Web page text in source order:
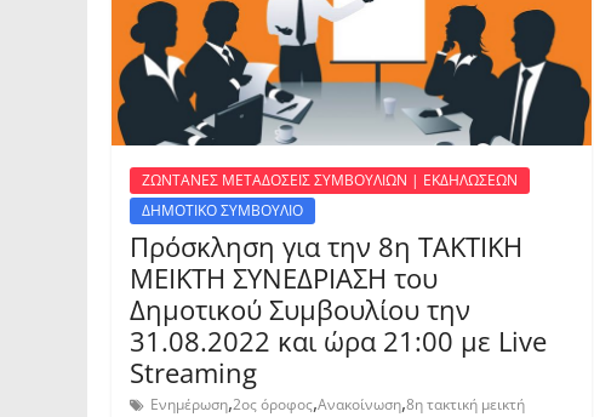
ΖΩΝΤΑΝΕΣ ΜΕΤΑΔΟΣΕΙΣ ΣΥΜΒΟΥΛΙΩΝ | ΕΚΔΗΛΩΣΕΩΝ
ΔΗΜΟΤΙΚΟ ΣΥΜΒΟΥΛΙΟ
Πρόσκληση για την 8η ΤΑΚΤΙΚΗ
ΜΕΙΚΤΗ ΣΥΝΕΔΡΙΑΣΗ του
Δημοτικού Συμβουλίου την
31.08.2022 και ώρα 21:00 με Live
Streaming
Ενημέρωση,2ος όροφος,Ανακοίνωση,8η τακτική μεικτή